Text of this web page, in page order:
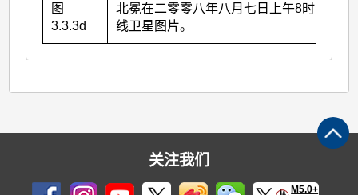
图
3.3.3d
北冕在二零零八年八月七日上午8时的红外
线卫星图片。
关注我们
M5.0+